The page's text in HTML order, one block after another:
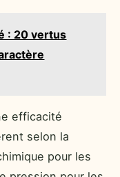
: 20 vertus
efficacité
selon la
pour les